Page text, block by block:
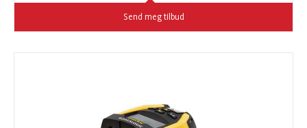
Send meg tilbud